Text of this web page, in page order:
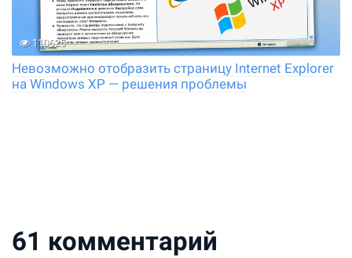
110625
Невозможно отобразить страницу Internet Explorer
на Windows XP — решения проблемы
61 комментарий